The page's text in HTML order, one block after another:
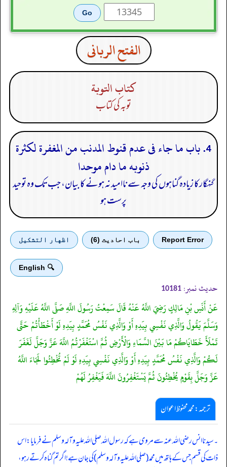
الفتح الربانی
كتاب التوبة
توبہ کی کتاب
4. باب ما جاء فى عدم قنوط المدنب من المغفرة لكثرة
ذنوبه ما دام موحدا
گنہگارکا زیادہ گناہوں کی وجہ سے ناامید نہ ہونے کا بیان، جب تک وہ توحید
پرست ہو
Report Error باب احادیث (6) اظهار التشكيل
🔍 English
حدیث نمبر: 10181
عَنْ أَنَسِ بْنِ مَالِكٍ رَضِيَ اللَّهُ عَنْهُ قَالَ سَمِعْتُ رَسُولَ اللَّهِ صَلَّى اللَّهُ عَلَيْهِ وَآلِهِ
وَسَلَّمَ يَقُولُ وَالَّذِي نَفْسِي بِيَدِهِ أَوْ وَالَّذِي نَفْسُ مُحَمَّدٍ بِيَدِهِ لَوْ أَخْطَأْتُمْ حَتَّى
تَمْلَأَ خَطَايَاكُمْ مَا بَيْنَ السَّمَاءِ وَالْأَرْضِ ثُمَّ اسْتَغْفَرْتُمُ اللَّهَ عَزَّ وَجَلَّ لَغَفَرَ
لَكُمْ وَالَّذِي نَفْسُ مُحَمَّدٍ بِيَدِهِ أَوْ وَالَّذِي نَفْسِي بِيَدِهِ لَوْ لَمْ تُخْطِئُوا لَجَاءَ اللَّهُ
عَزَّ وَجَلَّ بِقَوْمٍ يُخْطِئُونَ ثُمَّ يَسْتَغْفِرُونَ اللَّهَ فَيَغْفِرُ لَهُمْ
ترجمہ:محمد محفوظ اعوان
۔ سیدنا انس رضی اللہ عنہ سے مروی ہے کہ رسول اللہ صلی اللہ علیہ وآلہ وسلم نے فرمایا: اس
ذات کی قسم جس کے ہاتھ میں محمد (صلی اللہ علیہ وآلہ وسلم) کی جان ہے! اگر تم گناہ کرتے رہو،